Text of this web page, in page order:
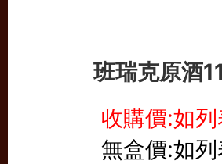
班瑞克原酒
收購價:如列
無盒價:如列